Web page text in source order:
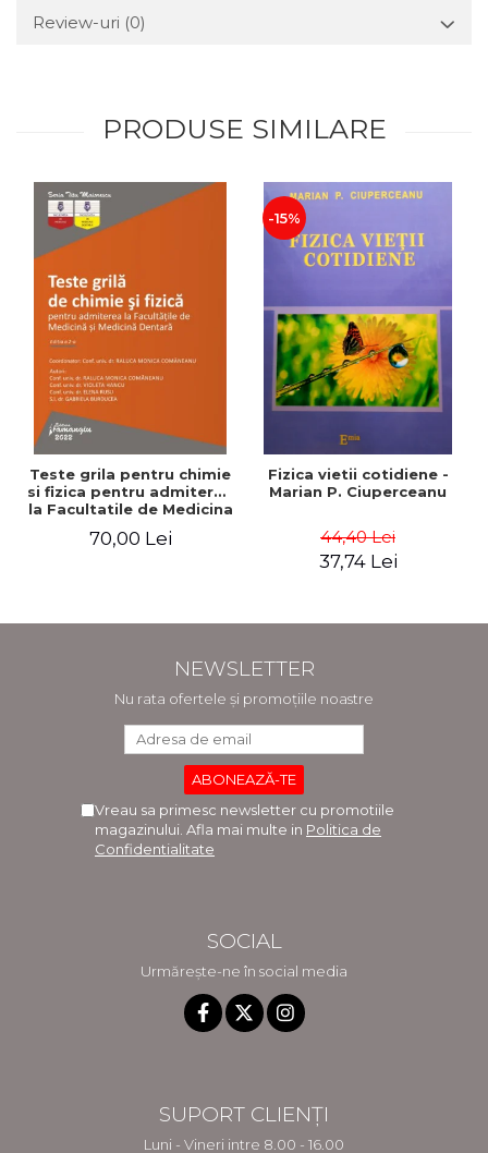
Review-uri (0)
PRODUSE SIMILARE
Teste grila pentru chimie
si fizica pentru admiterea
la Facultatile de Medicina
Editia a II-a - Raluca
70,00 Lei
-15%
Fizica vietii cotidiene -
Marian P. Ciuperceanu
44,40 Lei
37,74 Lei
NEWSLETTER
Nu rata ofertele și promoțiile noastre
Vreau sa primesc newsletter cu promotiile
magazinului. Afla mai multe in Politica de
Confidentialitate
SOCIAL
Urmărește-ne în social media
SUPORT CLIENȚI
Luni - Vineri intre 8.00 - 16.00